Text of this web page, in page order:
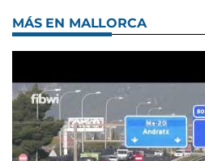
MÁS EN MALLORCA